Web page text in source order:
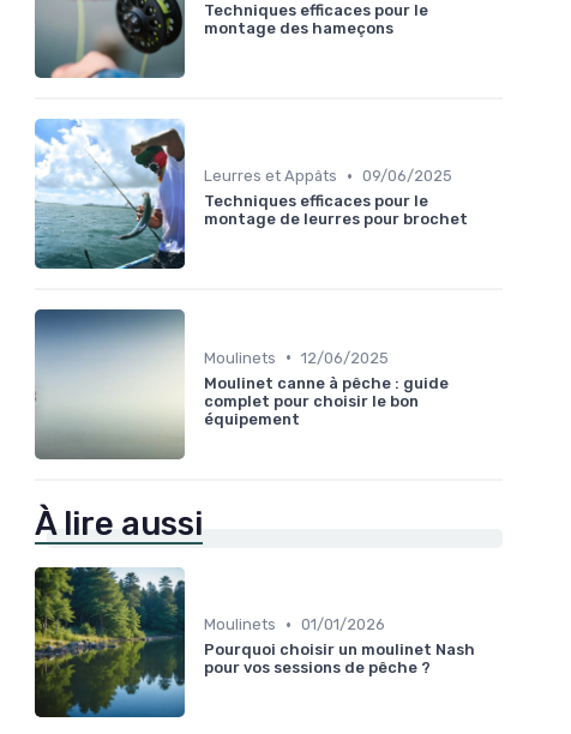
Techniques efficaces pour le
montage des hameçons
Leurres et Appâts • 09/06/2025
Techniques efficaces pour le
montage de leurres pour brochet
Moulinets • 12/06/2025
Moulinet canne à pêche : guide
complet pour choisir le bon
équipement
À lire aussi
Moulinets • 01/01/2026
Pourquoi choisir un moulinet Nash
pour vos sessions de pêche ?